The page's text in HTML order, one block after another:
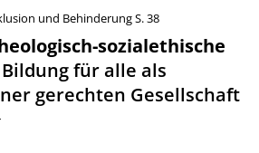
und BehinderungS. 38
sozialethische
Bildung für alle als
gerechten Gesellschaft